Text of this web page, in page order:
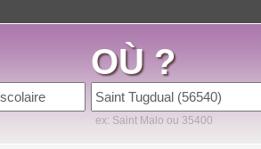
OÙ ?
ex: Saint Malo ou 35400